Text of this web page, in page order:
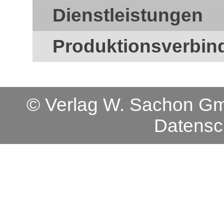
Dienstleistungen
© Verlag W. Sachon